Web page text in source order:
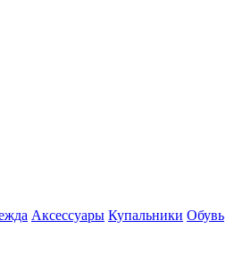
Аксесcуары Купальники Обувь